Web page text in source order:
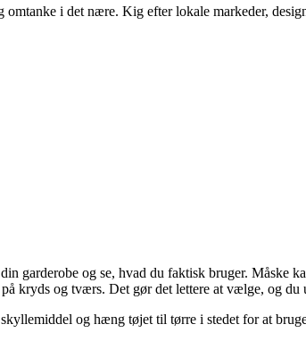
i det nære. Kig efter lokale markeder,
garderobe og se, hvad du faktisk bruger. Måske
kryds og tværs. Det gør det lettere at vælge, og du
og hæng tøjet til tørre i stedet for at